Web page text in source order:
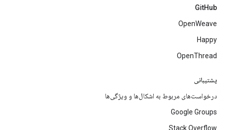
GitHub
OpenWeave
Happy
OpenThread
پشتیبانی
درخواست‌های مربوط به اشکال‌ها و ویژگی‌ها
Google Groups
Stack Overflow